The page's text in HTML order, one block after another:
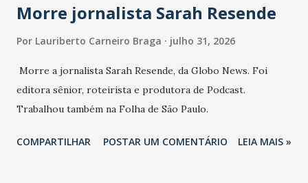
Morre jornalista Sarah Resende
Por Lauriberto Carneiro Braga julho 31, 2026
Morre a jornalista Sarah Resende, da Globo News. Foi
editora sênior, roteirista e produtora de Podcast.
Trabalhou também na Folha de São Paulo.
COMPARTILHAR POSTAR UM COMENTÁRIO LEIA MAIS »